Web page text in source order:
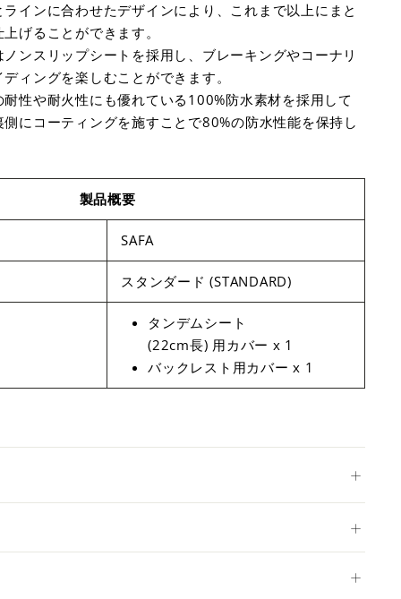
インに合わせたデザインにより、これまで以上にまと
げることができます。
ンスリップシートを採用し、ブレーキングやコーナリ
ィングを楽しむことができます。
性や耐火性にも優れている100%防水素材を採用して
にコーティングを施すことで80%の防水性能を保持し
製品概要
SAFA
スタンダード (STANDARD)
タンデムシート
(22cm長) 用カバー x 1
バックレスト用カバー x 1